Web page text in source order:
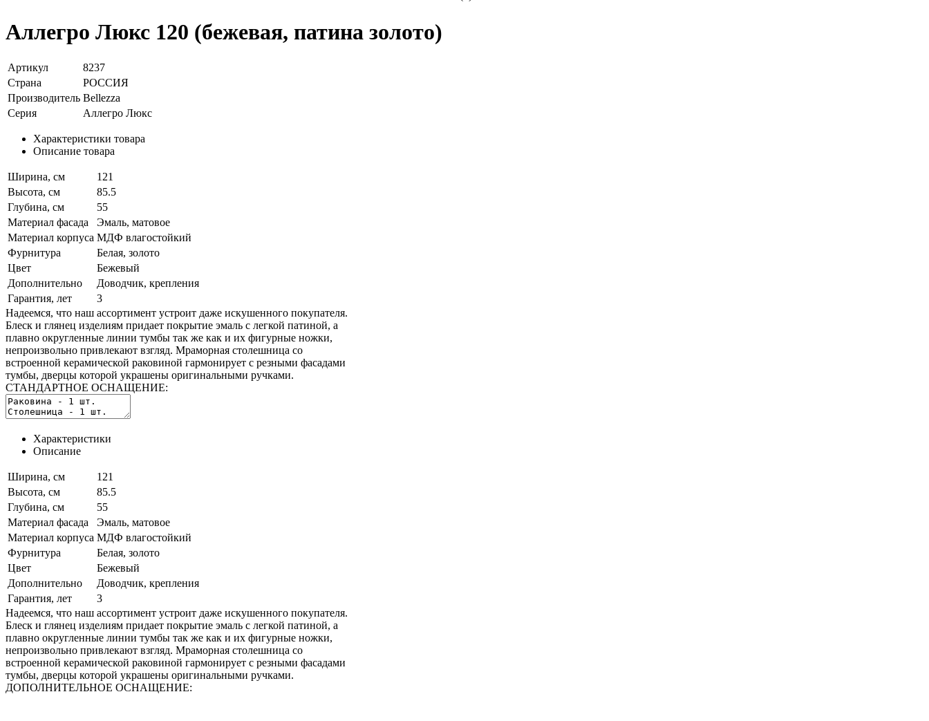
Аллегро Люкс 120 (бежевая, патина золото)
Артикул
8237
Страна
РОССИЯ
Производитель Bellezza
Серия
Аллегро Люкс
Характеристики товара
Описание товара
Ширина, см
121
Высота, см
85.5
Глубина, см
55
Материал фасада
Эмаль, матовое
Материал корпуса МДФ влагостойкий
Фурнитура
Белая, золото
Цвет
Бежевый
Дополнительно
Доводчик, крепления
Гарантия, лет
3
Надеемся, что наш ассортимент устроит даже искушенного покупателя.
Блеск и глянец изделиям придает покрытие эмаль с легкой патиной, а
плавно округленные линии тумбы так же как и их фигурные ножки,
непроизвольно привлекают взгляд. Мраморная столешница со
встроенной керамической раковиной гармонирует с резными фасадами
тумбы, дверцы которой украшены оригинальными ручками.
СТАНДАРТНОЕ ОСНАЩЕНИЕ:
Характеристики
Описание
Ширина, см
121
Высота, см
85.5
Глубина, см
55
Материал фасада
Эмаль, матовое
Материал корпуса МДФ влагостойкий
Фурнитура
Белая, золото
Цвет
Бежевый
Дополнительно
Доводчик, крепления
Гарантия, лет
3
Надеемся, что наш ассортимент устроит даже искушенного покупателя.
Блеск и глянец изделиям придает покрытие эмаль с легкой патиной, а
плавно округленные линии тумбы так же как и их фигурные ножки,
непроизвольно привлекают взгляд. Мраморная столешница со
встроенной керамической раковиной гармонирует с резными фасадами
тумбы, дверцы которой украшены оригинальными ручками.
ДОПОЛНИТЕЛЬНОЕ ОСНАЩЕНИЕ: